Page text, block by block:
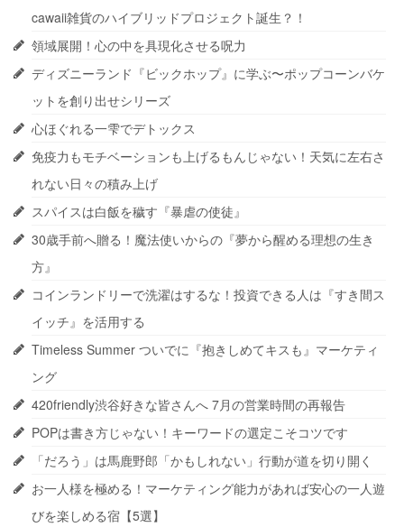
cawaii雑貨のハイブリッドプロジェクト誕生？！
領域展開！心の中を具現化させる呪力
ディズニーランド『ビックホップ』に学ぶ〜ポップコーンバケ
ットを創り出せシリーズ
心ほぐれる一雫でデトックス
免疫力もモチベーションも上げるもんじゃない！天気に左右さ
れない日々の積み上げ
スパイスは白飯を穢す『暴虐の使徒』
30歳手前へ贈る！魔法使いからの『夢から醒める理想の生き
方』
コインランドリーで洗濯はするな！投資できる人は『すき間ス
イッチ』を活用する
Timeless Summer ついでに『抱きしめてキスも』マーケティ
ング
420friendly渋谷好きな皆さんへ 7月の営業時間の再報告
POPは書き方じゃない！キーワードの選定こそコツです
「だろう」は馬鹿野郎「かもしれない」行動が道を切り開く
お一人様を極める！マーケティング能力があれば安心の一人遊
びを楽しめる宿【5選】